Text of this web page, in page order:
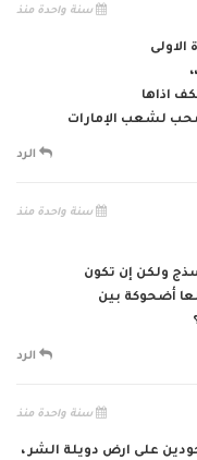
سنة واحدة منذ
الاولى
اذاها
لشعب الإمارات
الرد
سنة واحدة منذ
ولكن إن تكون
أضحوكة بين
الرد
سنة واحدة منذ
على ارض دويلة الشر ،